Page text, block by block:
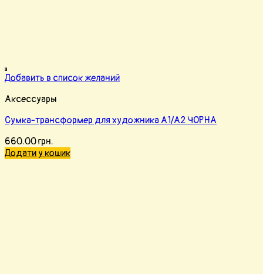
Добавить в список желаний
Аксессуары
Сумка-трансформер для художника А1/А2 ЧОРНА
660.00грн.
Додати у кошик